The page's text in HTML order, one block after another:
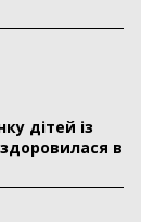
дітей із
в